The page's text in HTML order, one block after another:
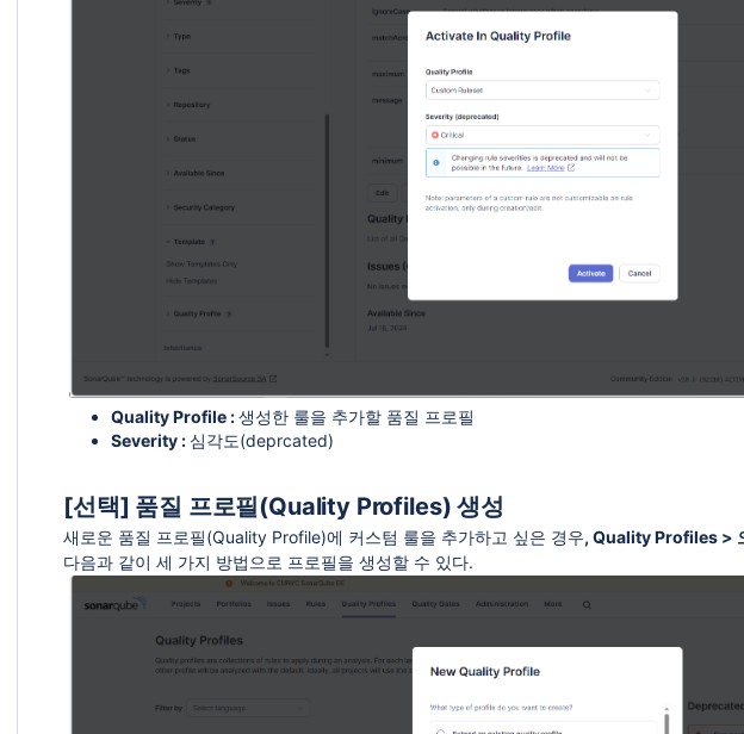
Quality Profile :생성한 룰을 추가할 품질 프로필
Severity : 심각도(deprcated)
[선택] 품질 프로필(Quality Profiles) 생성
새로운 품질 프로필(Quality Profile)에 커스텀 룰을 추가하고 싶은 경우, Quality Profiles >
다음과 같이 세 가지 방법으로 프로필을 생성할 수 있다.